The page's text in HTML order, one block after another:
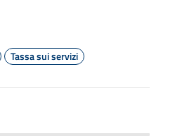
Tassa sui servizi